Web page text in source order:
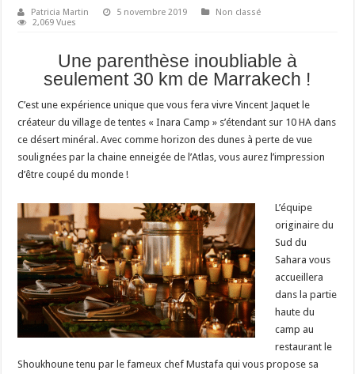
Patricia Martin 5 novembre 2019
Non classé
2,069 Vues
Une parenthèse inoubliable à
seulement 30 km de Marrakech !
C’est une expérience unique que vous fera vivre Vincent Jaquet le
créateur du village de tentes « Inara Camp » s’étendant sur 10 HA dans
ce désert minéral. Avec comme horizon des dunes à perte de vue
soulignées par la chaine enneigée de l’Atlas, vous aurez l’impression
d’être coupé du monde !
L’équipe
originaire du
Sud du
Sahara vous
accueillera
dans la partie
haute du
camp au
restaurant le
Shoukhoune tenu par le fameux chef Mustafa qui vous propose sa